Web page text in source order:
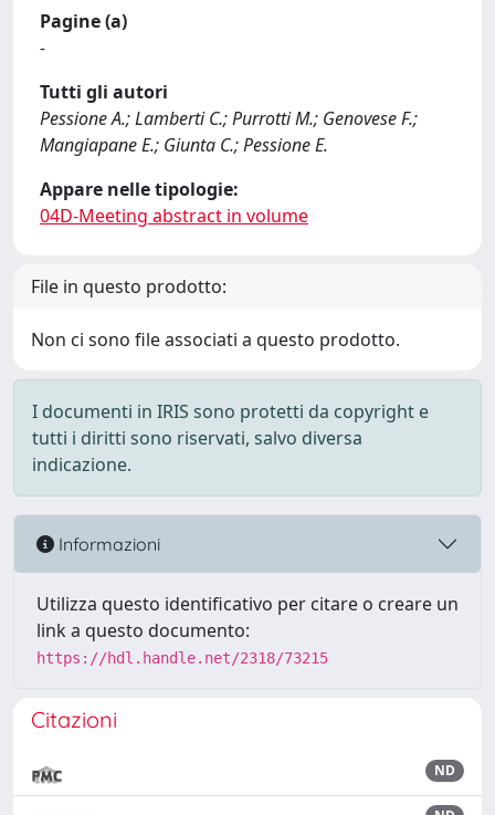
Pagine (a)
-
Tutti gli autori
Pessione A.; Lamberti C.; Purrotti M.; Genovese F.;
Mangiapane E.; Giunta C.; Pessione E.
Appare nelle tipologie:
04D-Meeting abstract in volume
File in questo prodotto:
Non ci sono file associati a questo prodotto.
I documenti in IRIS sono protetti da copyright e
tutti i diritti sono riservati, salvo diversa
indicazione.
Informazioni
Utilizza questo identificativo per citare o creare un
link a questo documento:
https://hdl.handle.net/2318/73215
Citazioni
ND